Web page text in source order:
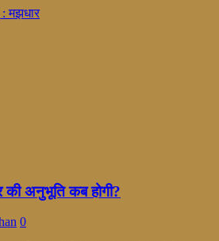
अनुभूति कब होगी?
0